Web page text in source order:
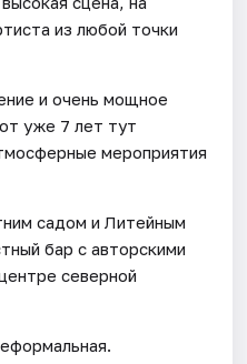
из любой точки
и очень мощное
уже 7 лет тут
мероприятия
садом и Литейным
бар с авторскими
северной